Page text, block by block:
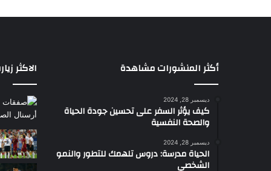
ت
ي
ل
أ
س
ه
م
أكثر المنشورات مشاهدة
ديسمبر 28, 2024
كيف يؤثر السفر على تحسين جودة الحياة
والصحة النفسية
ديسمبر 28, 2024
الحياة مدرسة: دروس تلهمك للتطور والنمو
الشخصي
الاكثر